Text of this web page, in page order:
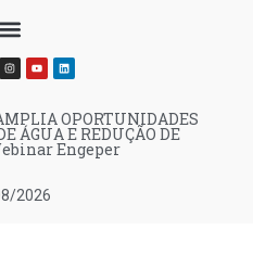
2026
OPORTUNIDADES
ÁGUA E REDUÇÃO DE
Engeper